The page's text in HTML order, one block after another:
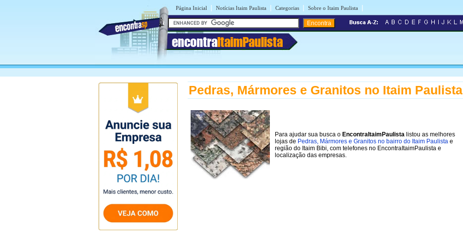
Página Inicial | Notícias Itaim Paulista | Categorias | Sobre o Itaim Paulista |
encontraItaimPaulista
Pedras, Mármores e Granitos no Itaim Paulista
Para ajudar sua busca o EncontraItaimPaulista listou as melhores
lojas de Pedras, Mármores e Granitos no bairro do Itaim Paulista e
região do Itaim Bibi, com telefones no EncontraItaimPaulista e
localização das empresas.